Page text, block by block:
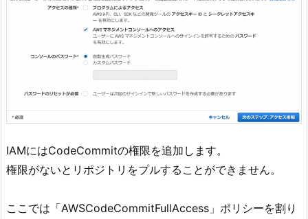
IAMにはCodeCommitの権限を追加します。
権限がないとリポジトリをプルすることができません。
ここでは「AWSCodeCommitFullAccess」ポリシーを割り